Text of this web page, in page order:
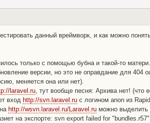
данный вреймворк, и как можно
только с помощью бубна и такой-то
версии, но это не оправдание для 404
меняется она или нет).
laravel.ru, тут вообще песня: Архива нет! (что
вход http://svn.laravel.ru с логином anon из
http://wsvn.laravel.ru/Laravel.ru можно выделить
на экспорте: svn export failed for